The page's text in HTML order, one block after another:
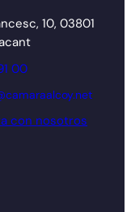
10, 03801
00
con nosotros